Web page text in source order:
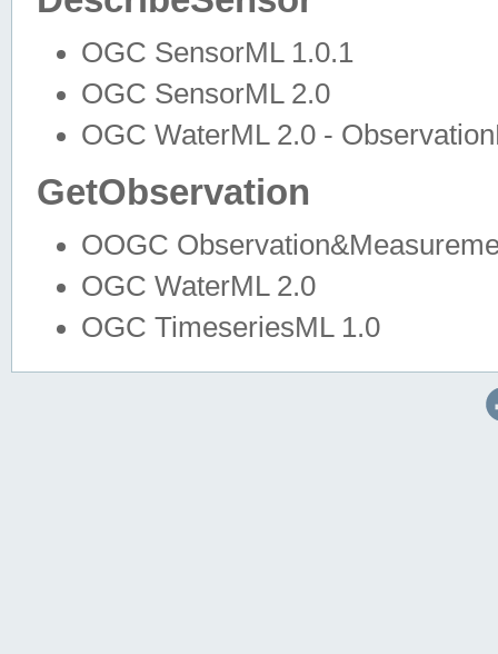
OGC SensorML 1.0.1
OGC SensorML 2.0
OGC WaterML 2.0 -
GetObservation
OOGC
OGC WaterML 2.0
OGC TimeseriesML 1.0